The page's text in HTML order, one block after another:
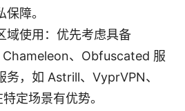
障。
域使用：优先考虑具备
、Obfuscated 服
务，如 Astrill、VyprVPN、
定场景有优势。